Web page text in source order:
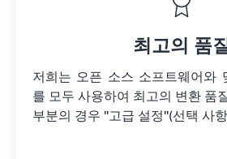
최고의 품
저희는 오픈 소스 소프트웨어와
를 모두 사용하여 최고의 변환 품
부분의 경우 "고급 설정"(선택 사